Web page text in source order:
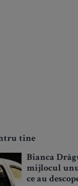
tine
Bianca
mijlocul
ce au